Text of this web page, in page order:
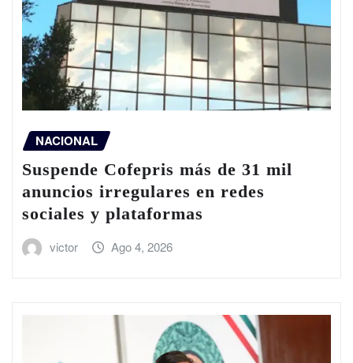
NACIONAL
Suspende Cofepris más de 31 mil
anuncios irregulares en redes
sociales y plataformas
victor Ago 4, 2026